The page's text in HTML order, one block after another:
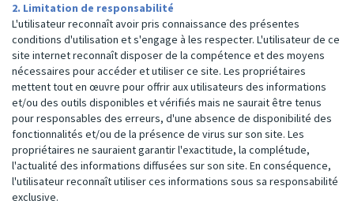
2. Limitation de responsabilité
L'utilisateur reconnaît avoir pris connaissance des présentes
conditions d'utilisation et s'engage à les respecter. L'utilisateur de ce
site internet reconnaît disposer de la compétence et des moyens
nécessaires pour accéder et utiliser ce site. Les propriétaires
mettent tout en œuvre pour offrir aux utilisateurs des informations
et/ou des outils disponibles et vérifiés mais ne saurait être tenus
pour responsables des erreurs, d'une absence de disponibilité des
fonctionnalités et/ou de la présence de virus sur son site. Les
propriétaires ne sauraient garantir l'exactitude, la complétude,
l'actualité des informations diffusées sur son site. En conséquence,
l'utilisateur reconnaît utiliser ces informations sous sa responsabilité
exclusive.